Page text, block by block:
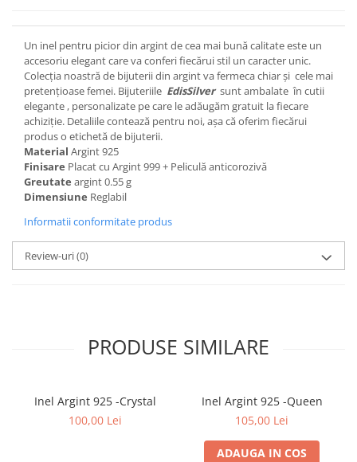
Un inel pentru picior din argint de cea mai bună calitate este un
accesoriu elegant care va conferi fiecărui stil un caracter unic.
Colecția noastră de bijuterii din argint va fermeca chiar și cele mai
pretențioase femei. Bijuteriile EdisSilversunt ambalate în cutii
elegante , personalizate pe care le adăugăm gratuit la fiecare
achiziție. Detaliile contează pentru noi, așa că oferim fiecărui
produs o etichetă de bijuterii.
Material Argint 925
Finisare Placat cu Argint 999 + Peliculă anticorozivă
Greutate argint 0.55 g
Dimensiune Reglabil
Informatii conformitate produs
Review-uri(0)
PRODUSE SIMILARE
Inel Argint 925 -Crystal
100,00 Lei
Inel Argint 925 -Queen
105,00 Lei
ADAUGA IN COS